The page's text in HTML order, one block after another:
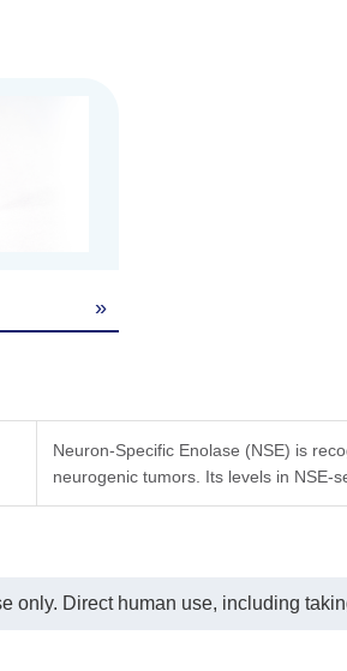
»
Neuron-Specific Enolase (NSE) is
neurogenic tumors. Its levels in NSE-
only. Direct human use, including